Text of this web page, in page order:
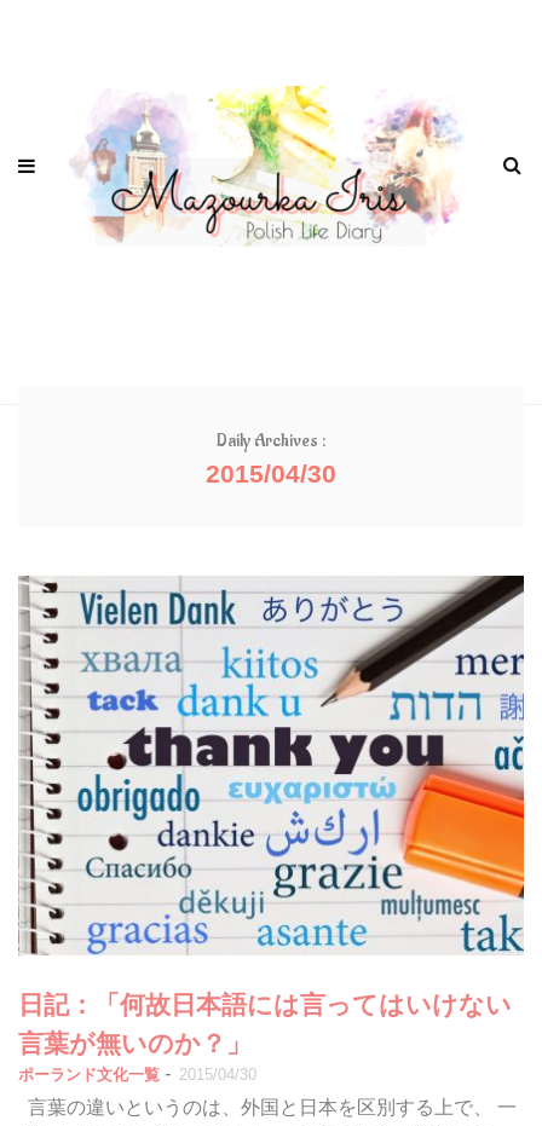
Daily Archives :
2015/04/30
日記：「何故日本語には言ってはいけない
言葉が無いのか？」
ポーランド文化一覧 - 2015/04/30
言葉の違いというのは、外国と日本を区別する上で、 一